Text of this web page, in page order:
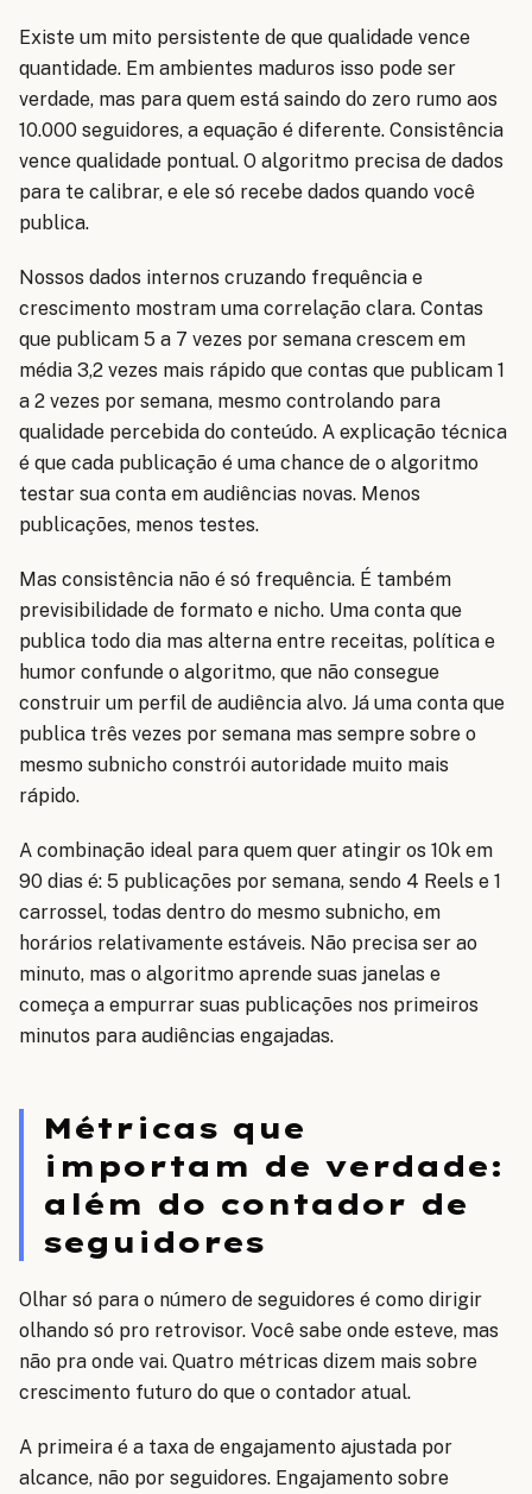
Existe um mito persistente de que qualidade vence
quantidade. Em ambientes maduros isso pode ser
verdade, mas para quem está saindo do zero rumo aos
10.000 seguidores, a equação é diferente. Consistência
vence qualidade pontual. O algoritmo precisa de dados
para te calibrar, e ele só recebe dados quando você
publica.
Nossos dados internos cruzando frequência e
crescimento mostram uma correlação clara. Contas
que publicam 5 a 7 vezes por semana crescem em
média 3,2 vezes mais rápido que contas que publicam 1
a 2 vezes por semana, mesmo controlando para
qualidade percebida do conteúdo. A explicação técnica
é que cada publicação é uma chance de o algoritmo
testar sua conta em audiências novas. Menos
publicações, menos testes.
Mas consistência não é só frequência. É também
previsibilidade de formato e nicho. Uma conta que
publica todo dia mas alterna entre receitas, política e
humor confunde o algoritmo, que não consegue
construir um perfil de audiência alvo. Já uma conta que
publica três vezes por semana mas sempre sobre o
mesmo subnicho constrói autoridade muito mais
rápido.
A combinação ideal para quem quer atingir os 10k em
90 dias é: 5 publicações por semana, sendo 4 Reels e 1
carrossel, todas dentro do mesmo subnicho, em
horários relativamente estáveis. Não precisa ser ao
minuto, mas o algoritmo aprende suas janelas e
começa a empurrar suas publicações nos primeiros
minutos para audiências engajadas.
Métricas que
importam de verdade:
além do contador de
seguidores
Olhar só para o número de seguidores é como dirigir
olhando só pro retrovisor. Você sabe onde esteve, mas
não pra onde vai. Quatro métricas dizem mais sobre
crescimento futuro do que o contador atual.
A primeira é a taxa de engajamento ajustada por
alcance, não por seguidores. Engajamento sobre